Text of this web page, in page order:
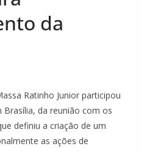
da